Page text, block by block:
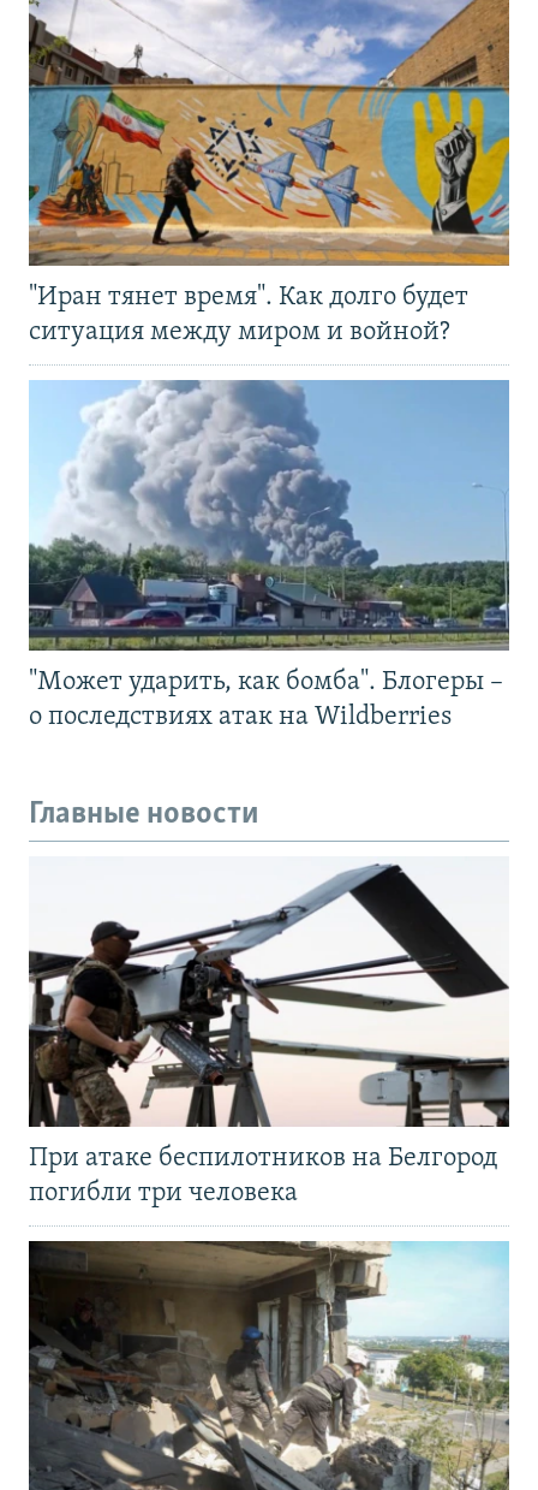
"Иран тянет время". Как долго будет
ситуация между миром и войной?
"Может ударить, как бомба". Блогеры –
о последствиях атак на Wildberries
Главные новости
При атаке беспилотников на Белгород
погибли три человека